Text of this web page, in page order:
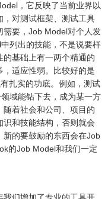
，它反映了当前业界以
，对测试框架、测试工具
需要，Job Model对个人发
列出的技能，不是说要样
基础上有一两个精通的
适应性弱。比较好的是
扎实的功底。例如，测试
域能钻下去，成为某一方
着社会和公司、项目的
和技能结构，否则就会
的要鼓励的东西会在Job
的Job Model和我们一定